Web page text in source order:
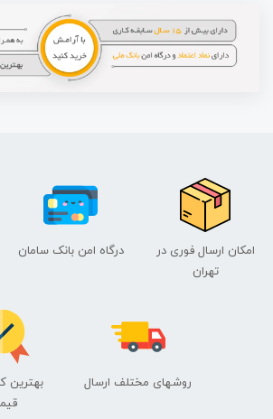
امکان ارسال فوری در
تهران
درگاه امن بانک سامان
روشهای مختلف ارسال
بهترین